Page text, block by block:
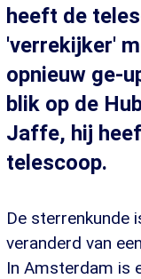
heeft de
'verrekijker'
opnieuw ge-
blik op de
Jaffe, hij
telescoop.
De sterrenkunde
veranderd van
In Amsterdam is